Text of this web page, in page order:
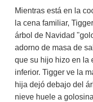
Mientras está en la
la cena familiar,
árbol de Navidad
adorno de masa de
que su hijo hizo en la
inferior. Tigger ve la
hija dejó debajo del
nieve huele a